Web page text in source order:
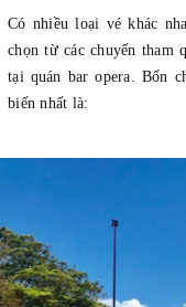
Có nhiều loại vé khác
chọn từ các chuyến tham
tại quán bar opera. Bốn
biến nhất là: